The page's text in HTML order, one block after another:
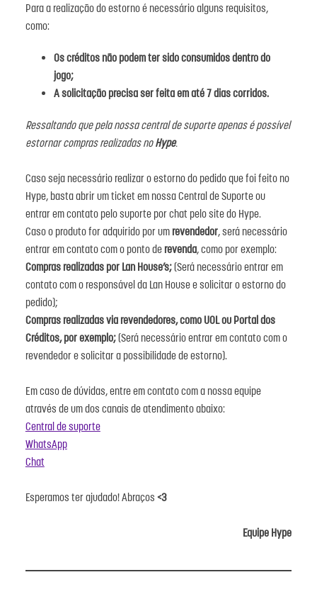
Para a realização do estorno é necessário alguns requisitos,
como:
Os créditos não podem ter sido consumidos dentro do
jogo;
A solicitação precisa ser feita em até 7 dias corridos.
Ressaltando que pela nossa central de suporte apenas é possível
estornar compras realizadas noHype.
Caso seja necessário realizar o estorno do pedido que foi feito no
Hype, basta abrir um ticket em nossa Central de Suporte ou
entrar em contato pelo suporte por chat pelo site do Hype.
Caso o produto for adquirido por um revendedor, será necessário
entrar em contato com o ponto de revenda, como por exemplo:
Compras realizadas por Lan House’s;(Será necessário entrar em
contato com o responsável da Lan House e solicitar o estorno do
pedido);
Compras realizadas via revendedores, como UOL ou Portal dos
Créditos, por exemplo;(Será necessário entrar em contato com o
revendedor e solicitar a possibilidade de estorno).
Em caso de dúvidas, entre em contato com a nossa equipe
através de um dos canais de atendimento abaixo:
Central de suporte
WhatsApp
Chat
Esperamos ter ajudado! Abraços <3
Equipe Hype